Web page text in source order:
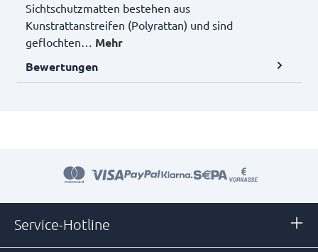
Sichtschutzmatten bestehen aus
Kunstrattanstreifen (Polyrattan) und sind
geflochten… Mehr
Bewertungen
Service-Hotline